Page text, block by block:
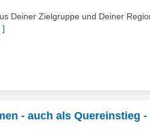
Deiner Zielgruppe und Deiner
]
- auch als Quereinstieg -